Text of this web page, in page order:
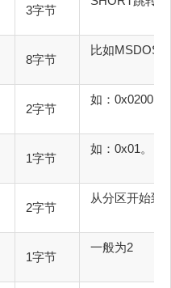
3字节
8字节
比如
2字节
如
1字节
如
2字节
从分区开
1字节
一